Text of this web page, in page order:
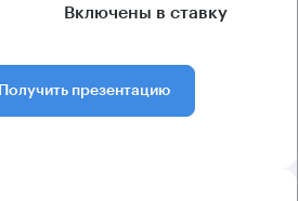
Включены в ставку
Получить презентацию